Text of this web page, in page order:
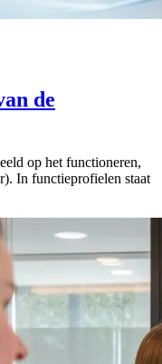
de
op het functioneren,
In functieprofielen staat